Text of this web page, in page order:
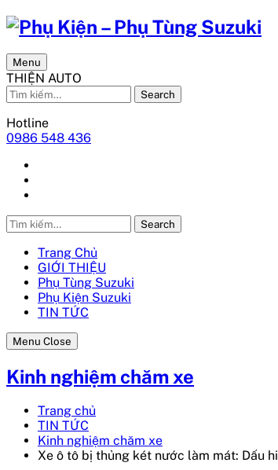
Menu
THIỆN AUTO
Search
Hotline
0986 548 436
Search
Trang Chủ
GIỚI THIỆU
Phụ Tùng Suzuki
Phụ Kiện Suzuki
TIN TỨC
Menu Close
Kinh nghiệm chăm xe
Trang chủ
TIN TỨC
Kinh nghiệm chăm xe
Xe ô tô bị thủng két nước làm mát: Dấu